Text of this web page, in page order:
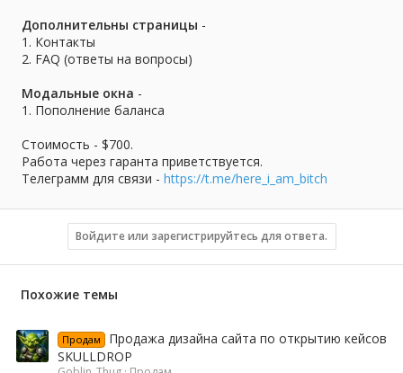
Дополнительны страницы -
1. Контакты
2. FAQ (ответы на вопросы)
Модальные окна -
1. Пополнение баланса
Стоимость - $700.
Работа через гаранта приветствуется.
Телеграмм для связи - https://t.me/here_i_am_bitch
Войдите или зарегистрируйтесь для ответа.
Похожие темы
Продам
Продажа дизайна сайта по открытию кейсов
SKULLDROP